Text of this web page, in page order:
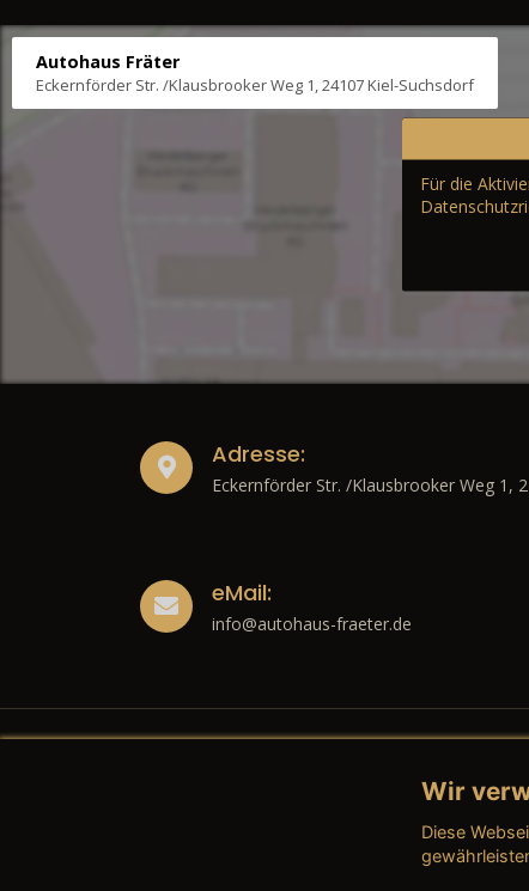
Autohaus Fräter
Eckernförder Str. /Klausbrooker Weg 1, 24107 Kiel-Suchsdorf
Für die
Adresse:
Eckernförder Str. /Klausbrooker Weg 1,
eMail:
info@autohaus-fraeter.de
→
Wir
Diese